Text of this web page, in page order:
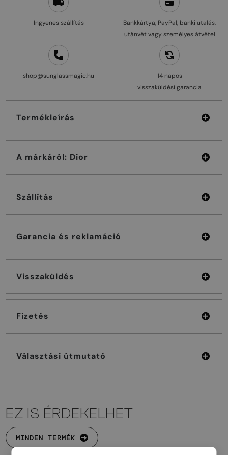
Ingyenes szállítás
Bankkártya, PayPal, banki utalás,
utánvét vagy személyes átvétel
shop@sunglassmagic.hu
14 napos
visszaküldési garancia
Termékleírás
A márkáról: Dior
Szállítás
Garancia és reklamáció
Visszaküldés
Fizetés
Választási útmutató
EZ IS ÉRDEKELHET
MINDEN TERMÉK